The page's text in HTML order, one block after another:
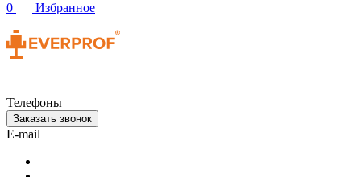
0
Избранное
Телефоны
Заказать звонок
E-mail